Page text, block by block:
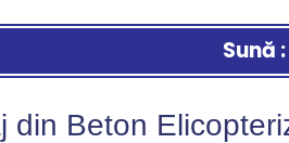
Sună
din Beton